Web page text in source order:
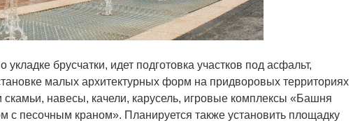
брусчатки, идет подготовка участков под асфальт,
малых архитектурных форм на придворовых территориях
навесы, качели, карусель, игровые комплексы «Башня
с песочным краном». Планируется также установить площадку